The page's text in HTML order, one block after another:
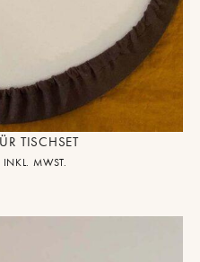
TISCHSET
INKL. MWST.